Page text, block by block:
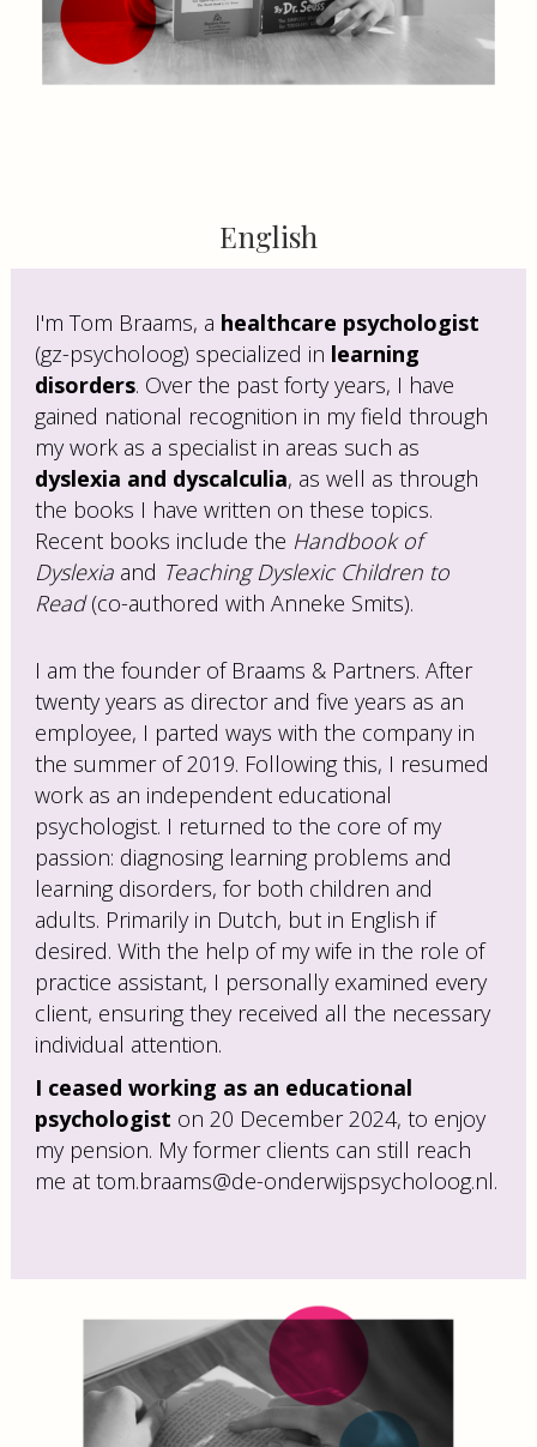
English
I'm Tom Braams, a healthcare psychologist
(gz-psycholoog) specialized in learning
disorders. Over the past forty years, I have
gained national recognition in my field through
my work as a specialist in areas such as
dyslexia and dyscalculia, as well as through
the books I have written on these topics.
Recent books include the Handbook of
Dyslexia and Teaching Dyslexic Children to
Read(co-authored with Anneke Smits).
I am the founder of Braams & Partners. After
twenty years as director and five years as an
employee, I parted ways with the company in
the summer of 2019. Following this, I resumed
work as an independent educational
psychologist. I returned to the core of my
passion: diagnosing learning problems and
learning disorders, for both children and
adults. Primarily in Dutch, but in English if
desired. With the help of my wife in the role of
practice assistant, I personally examined every
client, ensuring they received all the necessary
individual attention.
I ceased working as an educational
psychologist on 20 December 2024, to enjoy
my pension. My former clients can still reach
me at tom.braams@de-onderwijspsycholoog.nl.